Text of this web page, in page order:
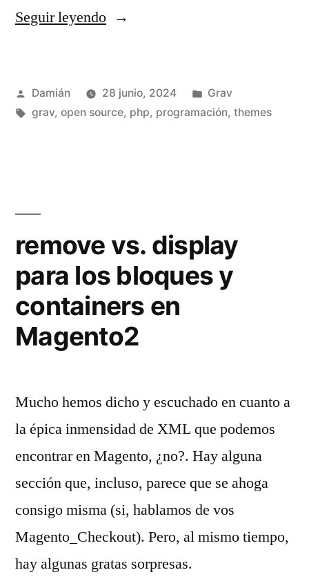
Seguir leyendo«Crear
desde
TailwindCSS»
Publicado
por
Damián 28 junio, 2024
Publicado
en
Grav
Etiquetas:
grav, open source, php, programación, themes
remove vs. display
para los bloques y
containers en
Magento2
Mucho hemos dicho y escuchado en cuanto a
la épica inmensidad de XML que podemos
encontrar en Magento, ¿no?. Hay alguna
sección que, incluso, parece que se ahoga
consigo misma (si, hablamos de vos
Magento_Checkout). Pero, al mismo tiempo,
hay algunas gratas sorpresas.